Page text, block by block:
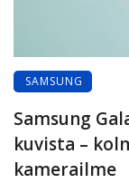
SAMSUNG
Samsung
kuvista –
kamerailme